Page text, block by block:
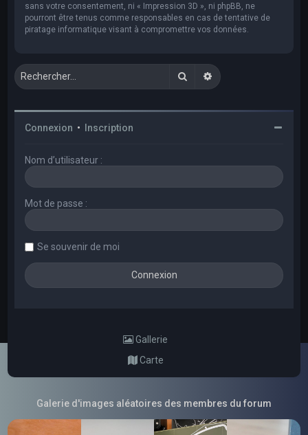
sans votre consentement, ni « Impression 3D », ni phpBB, ne
pourront être tenus comme responsables en cas de tentative de
piratage informatique visant à compromettre vos données.
RechercherRecherche avancée
Connexion • Inscription
Nom d’utilisateur :
Mot de passe :
Se souvenir de moi
Gallerie
Carte
Galerie d'images aléatoires des membres du forum